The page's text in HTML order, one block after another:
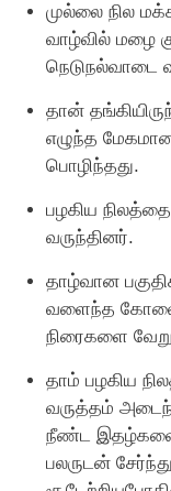
முல்லை நில
வாழ்வில் மழை
நெடுநல்வாடை
தான்
எழுந்த
பொழிந்தது.
பழகிய
வருந்தினர்.
தாழ்வான
வளைந்த
நிரைகளை
தாம் பழகிய
வருத்தம்
நீண்ட
பலருடன்